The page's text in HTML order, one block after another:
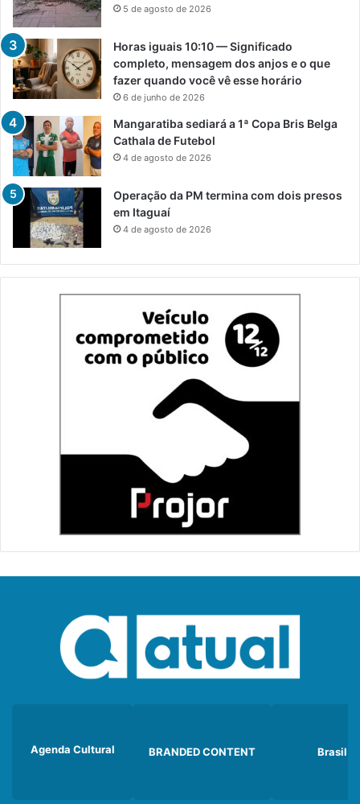
5 de agosto de 2026
Horas iguais 10:10 — Significado
completo, mensagem dos anjos e o que
fazer quando você vê esse horário
6 de junho de 2026
Mangaratiba sediará a 1ª Copa Bris Belga
Cathala de Futebol
4 de agosto de 2026
Operação da PM termina com dois presos
em Itaguaí
4 de agosto de 2026
Agenda Cultural BRANDED CONTENT Brasil